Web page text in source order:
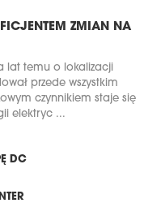
ZMIAN NA
lat temu o lokalizacji
przede wszystkim
czynnikiem staje się
elektryc ...
DC